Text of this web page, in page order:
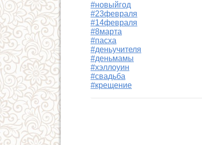
#новыйгод
#23февраля
#14февраля
#8марта
#пасха
#деньучителя
#деньмамы
#хэллоуин
#свадьба
#крещение